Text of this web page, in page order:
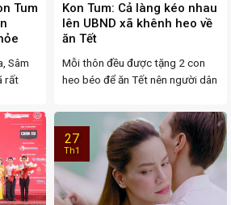
Tum
Sâm
rất
Kon Tum: Cả làng kéo nhau
lên UBND xã khênh heo về
ăn Tết
Mỗi thôn đều được tặng 2 con
heo béo để ăn Tết nên người dân
27
Th1